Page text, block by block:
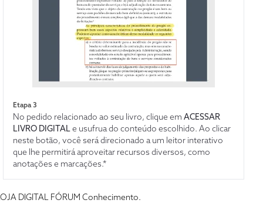
Etapa 3
No pedido relacionado ao seu livro, clique emACESSAR
LIVRO DIGITALe usufrua do conteúdo escolhido. Ao clicar
neste botão, você será direcionado a um leitor interativo
que lhe permitirá aproveitar recursos diversos, como
anotações e marcações.*
DIGITAL FÓRUM Conhecimento.